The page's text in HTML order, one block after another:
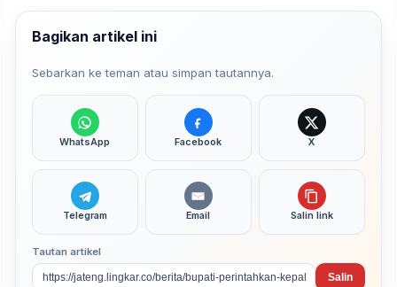
Bagikan artikel ini
Sebarkan ke teman atau simpan tautannya.
WhatsApp Facebook X
Telegram Email Salin link
Tautan artikel
Salin